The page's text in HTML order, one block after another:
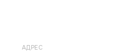
АДРЕС